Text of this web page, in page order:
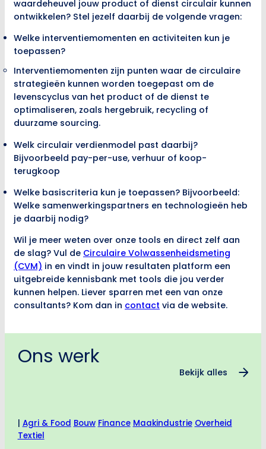
waardeheuvel jouw product of dienst circulair kunnen
ontwikkelen? Stel jezelf daarbij de volgende vragen:
Welke interventiemomenten en activiteiten kun je
toepassen?
Interventiemomenten zijn punten waar de circulaire
strategieën kunnen worden toegepast om de
levenscyclus van het product of de dienst te
optimaliseren, zoals hergebruik, recycling of
duurzame sourcing.
Welk circulair verdienmodel past daarbij?
Bijvoorbeeld pay-per-use, verhuur of koop-
terugkoop
Welke basiscriteria kun je toepassen? Bijvoorbeeld:
Welke samenwerkingspartners en technologieën heb
je daarbij nodig?
Wil je meer weten over onze tools en direct zelf aan
de slag? Vul de Circulaire Volwassenheidsmeting
(CVM) in en vindt in jouw resultaten platform een
uitgebreide kennisbank met tools die jou verder
kunnen helpen. Liever sparren met een van onze
consultants? Kom dan in contact via de website.
Ons werk
Bekijk alles
| Agri & Food Bouw Finance Maakindustrie Overheid
Textiel